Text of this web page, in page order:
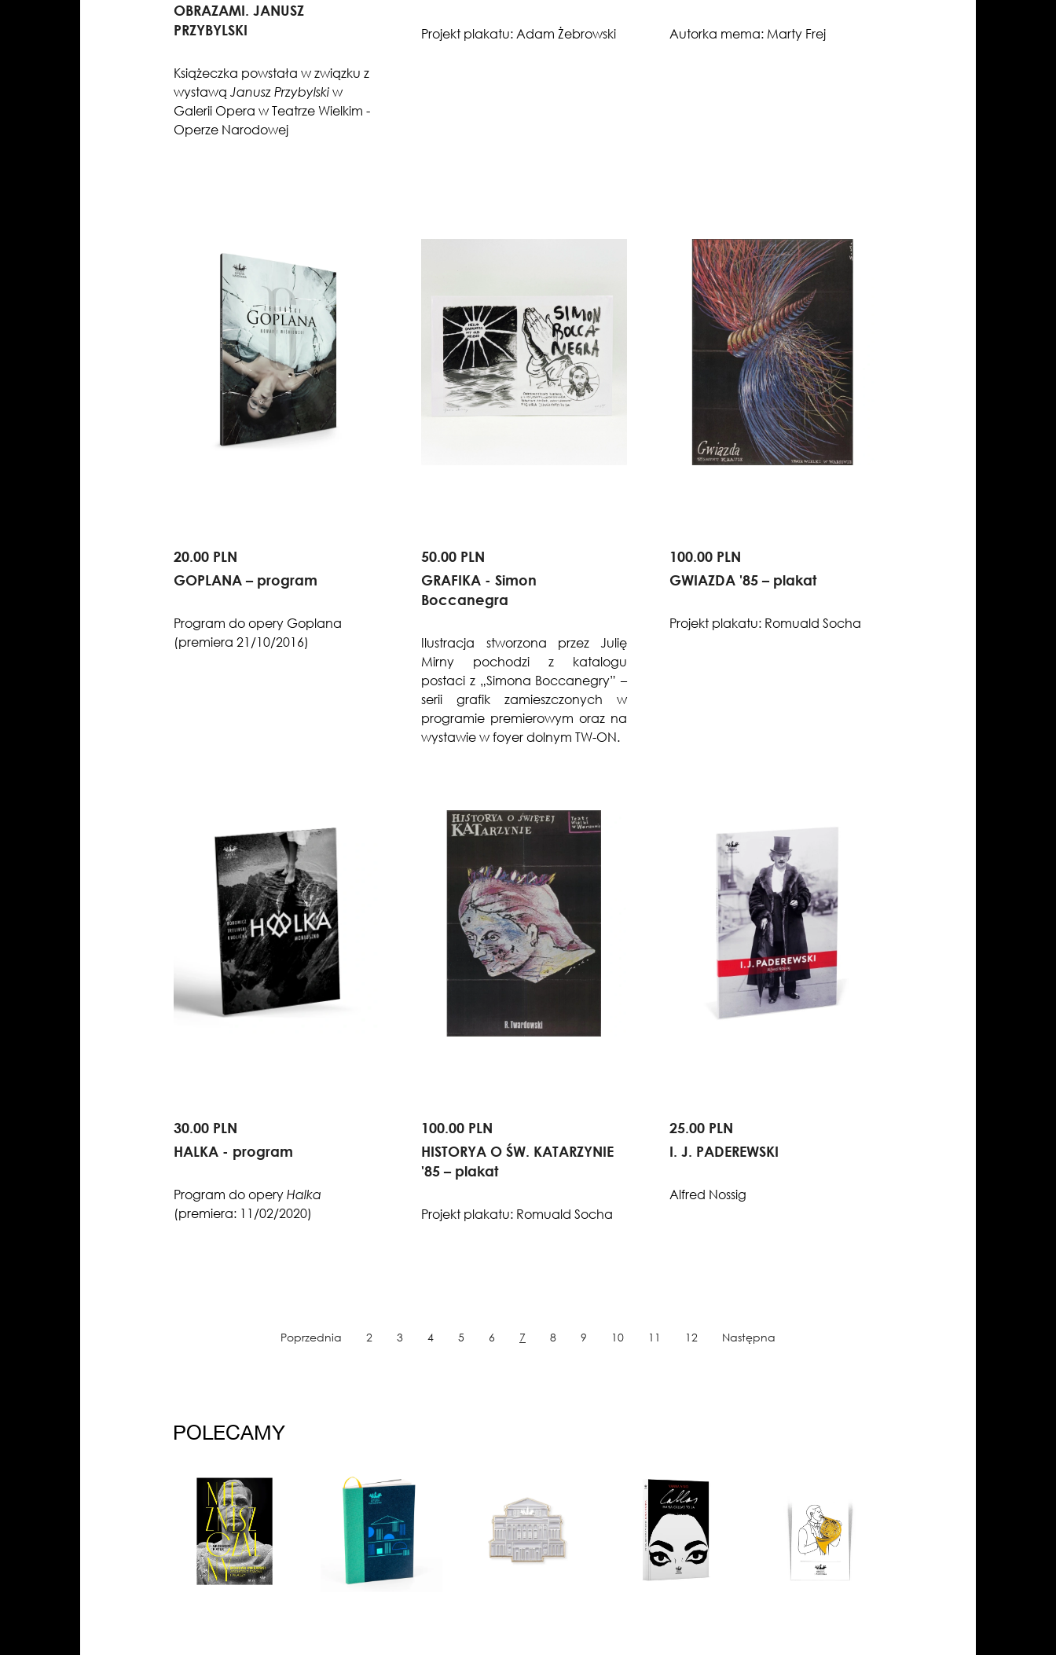
OBRAZAMI. JANUSZ
PRZYBYLSKI
Książeczka powstała w związku z
wystawą Janusz Przybylskiw
Galerii Opera w Teatrze Wielkim -
Operze Narodowej
Projekt plakatu: Adam Żebrowski Autorka mema: Marty Frej
20.00 PLN
GOPLANA – program
Program do opery Goplana
(premiera 21/10/2016)
50.00 PLN
GRAFIKA - Simon
Boccanegra
Ilustracja stworzona przez Julię
Mirny pochodzi z katalogu
postaci z „Simona Boccanegry” –
serii grafik zamieszczonych w
programie premierowym oraz na
wystawie w foyer dolnym TW-ON.
100.00 PLN
GWIAZDA '85 – plakat
Projekt plakatu: Romuald Socha
30.00 PLN
HALKA - program
Program do opery Halka
(premiera: 11/02/2020)
100.00 PLN
HISTORYA O ŚW. KATARZYNIE
'85 – plakat
Projekt plakatu: Romuald Socha
25.00 PLN
I. J. PADEREWSKI
Alfred Nossig
Poprzednia 2 3 4 5 6 7 8 9 10 11 12 Następna
POLECAMY